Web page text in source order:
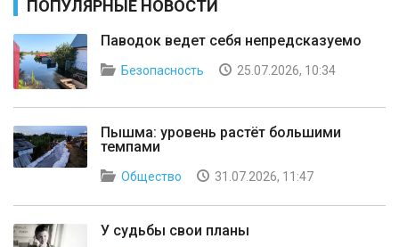
ПОПУЛЯРНЫЕ НОВОСТИ
Паводок ведет себя непредсказуемо
Безопасность 25.07.2026, 10:34
Пышма: уровень растёт большими
темпами
Общество 31.07.2026, 11:47
У судьбы свои планы